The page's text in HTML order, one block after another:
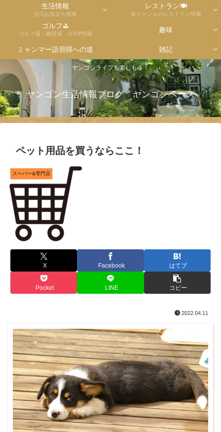
ヤンゴンライフを楽しもう！
ヤンゴン生活情報ブログ ヤンゴンベース
生活情報
生活お役立ち情報
レストラン🍽
各ジャンルのレストラン情報
ゴルフ⛳
ゴルフ場・練習場・SHOP情報 趣味
ミャンマー語習得への道 雑記
ペット用品を買うならここ！
スーパー&専門店
X Facebook はてブ
Pocket LINE コピー
2022.04.11